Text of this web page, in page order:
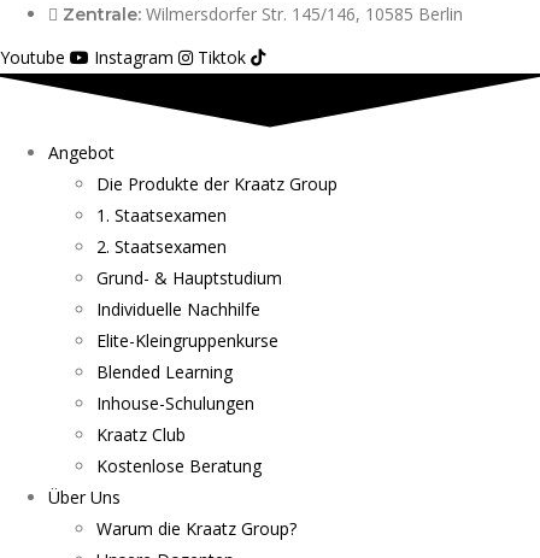
Zentrale: Wilmersdorfer Str. 145/146, 10585 Berlin
Youtube
Instagram Tiktok
Angebot
Die Produkte der Kraatz Group
1. Staatsexamen
2. Staatsexamen
Grund- & Hauptstudium
Individuelle Nachhilfe
Elite-Kleingruppenkurse
Blended Learning
Inhouse-Schulungen
Kraatz Club
Kostenlose Beratung
Über Uns
Warum die Kraatz Group?